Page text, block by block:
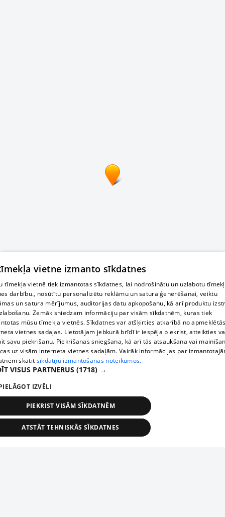
vietne izmanto sīkdatnes
tīmekļa vietnē tiek izmantotas sīkdatnes, lai nodrošinātu un uzlabotu
darbību., nosūtītu personalizētu reklāmu un satura ģenerēšanai, veiktu
un satura mērījumus, auditorijas datu apkopošanu, kā arī produktu
Zemāk sniedzam informāciju par visām sīkdatnēm, kuras tiek
mūsu tīmekļa vietnēs. Sīkdatnes var atšķirties atkarībā no
vietnes sadaļas. Lietotājam jebkurā brīdī ir iespēja piekrist, atteikties
savu piekrišanu. Piekrišanas sniegšana, kā arī tās atsaukšana vai
uz visām interneta vietnes sadaļām. Vairāk informācijas par
skatīt sīkdatņu izmantošanas noteikumos.
VISUS PARTNERUS (1718) →
IZVĒLI
PIEKRIST VISĀM SĪKDATNĒM
ATSTĀT TEHNISKĀS SĪKDATNES